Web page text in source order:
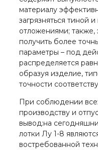
материалу
загрязняться тиной
отложениями; также,
получить более
параметры – под
распределяется
образуя изделие,
точности
При соблюдении
производству и
вывод:на
лотки Лу 1-8
востребованной